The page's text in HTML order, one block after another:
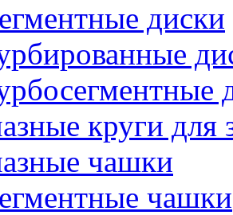
диски
круги для
чашки
чашки